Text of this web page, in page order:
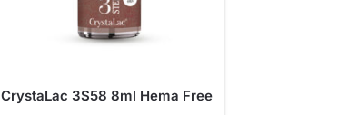
CrystaLac 3S58 8ml Hema Free